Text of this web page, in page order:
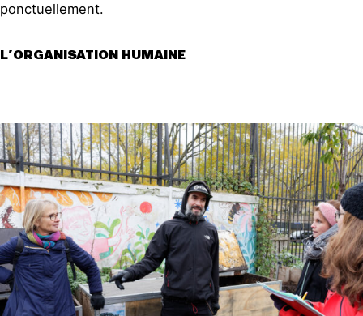
ponctuellement.
L’ORGANISATION HUMAINE